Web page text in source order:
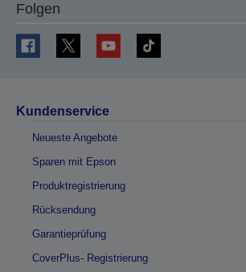
Folgen
Kundenservice
Neueste Angebote
Sparen mit Epson
Produktregistrierung
Rücksendung
Garantieprüfung
CoverPlus- Registrierung